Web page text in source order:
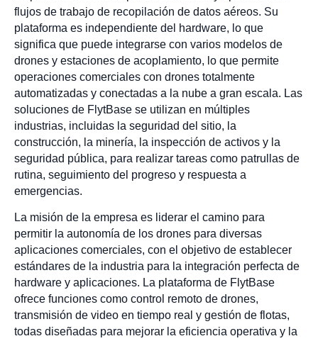
flujos de trabajo de recopilación de datos aéreos. Su
plataforma es independiente del hardware, lo que
significa que puede integrarse con varios modelos de
drones y estaciones de acoplamiento, lo que permite
operaciones comerciales con drones totalmente
automatizadas y conectadas a la nube a gran escala. Las
soluciones de FlytBase se utilizan en múltiples
industrias, incluidas la seguridad del sitio, la
construcción, la minería, la inspección de activos y la
seguridad pública, para realizar tareas como patrullas de
rutina, seguimiento del progreso y respuesta a
emergencias.
La misión de la empresa es liderar el camino para
permitir la autonomía de los drones para diversas
aplicaciones comerciales, con el objetivo de establecer
estándares de la industria para la integración perfecta de
hardware y aplicaciones. La plataforma de FlytBase
ofrece funciones como control remoto de drones,
transmisión de video en tiempo real y gestión de flotas,
todas diseñadas para mejorar la eficiencia operativa y la